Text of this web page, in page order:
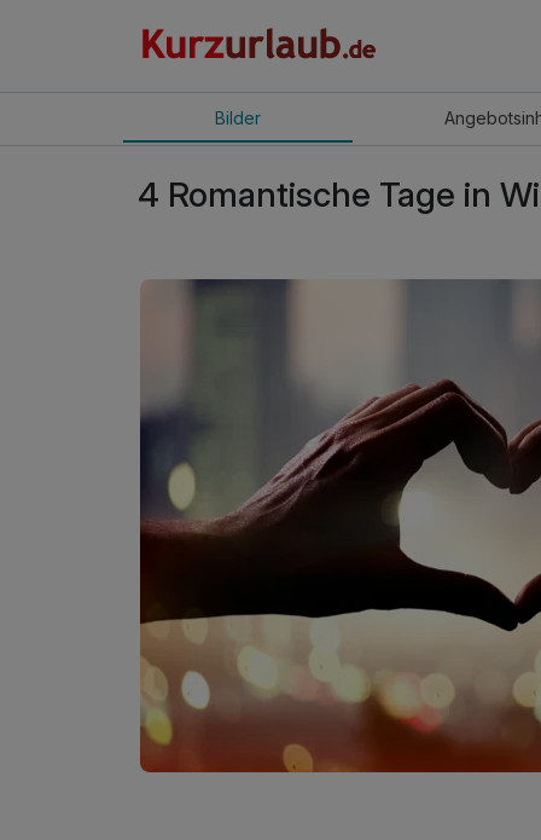
Bilder Angebot
4 Romantische Tage in